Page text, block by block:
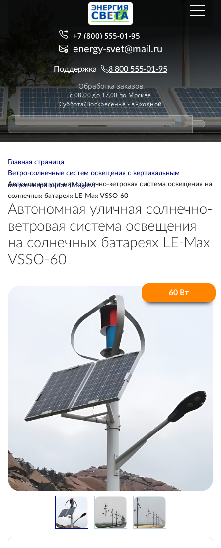
+7 (800) 555-01-95
energy-svet@mail.ru
Поддержка 8 800 555-01-95
Обработка заказов
с 08.00 до 17.00 по Москве
Суббота/Воскресенье - выходной
Главная страница
Ветро-солнечные систем освещения с вертикальным
ветрогенератором (Maglev)
Автономная уличная солнечно-ветровая система освещения на
солнечных батареях LE-Max VSSO-60
Автономная уличная солнечно-
ветровая система освещения
на солнечных батареях LE-Max
VSSO-60
60 Вт